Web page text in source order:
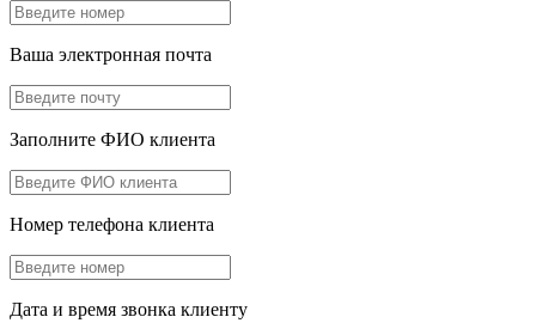
Ваша электронная почта
Заполните ФИО клиента
Номер телефона клиента
Дата и время звонка клиенту